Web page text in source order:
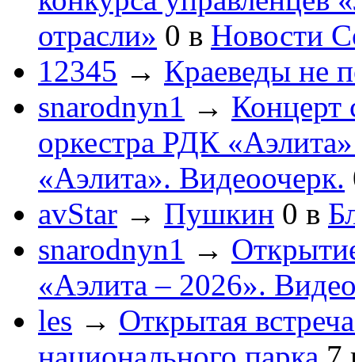
отрасли» 0 в Новости
12345 → Краеведы не
snarodnyn1 → Концерт
оркестра РДК
«Аэлита». Видеоочерк.
avStar → Пушкин 0 в
snarodnyn1 →
«Аэлита – 2026».
les → Открытая